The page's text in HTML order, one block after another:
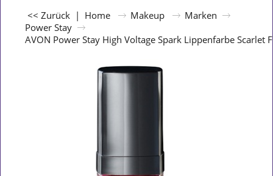
<< Zurück | Home Makeup
Marken
Power Stay
AVON Power Stay High Voltage Spark Lippenfarbe Scarlet